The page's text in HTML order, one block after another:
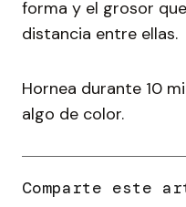
forma y el grosor
distancia entre ellas.
Hornea durante 10
algo de color.